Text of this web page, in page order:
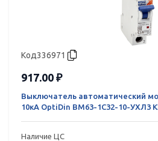
Код336971
917.00 ₽
Выключатель автоматический
10кА OptiDin ВМ63-1C32-10-УХЛ3
Наличие ЦС